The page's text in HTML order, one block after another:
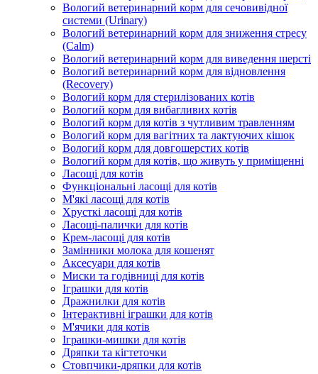
Вологий ветеринарний корм для сечовивідної
системи (Urinary)
Вологий ветеринарний корм для зниження стресу
(Calm)
Вологий ветеринарний корм для виведення шерсті
Вологий ветеринарний корм для відновлення
(Recovery)
Вологий корм для стерилізованих котів
Вологий корм для вибагливих котів
Вологий корм для котів з чутливим травленням
Вологий корм для вагітних та лактуючих кішок
Вологий корм для довгошерстих котів
Вологий корм для котів, що живуть у приміщенні
Ласощі для котів
Функціональні ласощі для котів
М'які ласощі для котів
Хрусткі ласощі для котів
Ласощі-палички для котів
Крем-ласощі для котів
Замінники молока для кошенят
Аксесуари для котів
Миски та годівниці для котів
Іграшки для котів
Дражнилки для котів
Інтерактивні іграшки для котів
М'ячики для котів
Іграшки-мишки для котів
Дряпки та кігтеточки
Стовпчики-дряпки для котів